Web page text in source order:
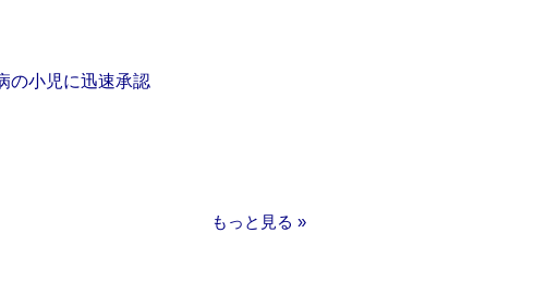
の小児に迅速承認
もっと見る »